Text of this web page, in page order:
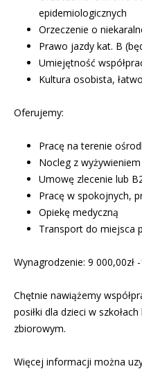
epidemiologicznych
Orzeczenie o
Prawo jazdy kat. B
Umiejętność
Kultura osobista,
Oferujemy:
Pracę na terenie
Nocleg z
Umowę zlecenie lub
Pracę w spokojnych,
Opiekę medyczną
Transport do miejsca
Wynagrodzenie: 9 000,00zł
Chętnie nawiążemy
posiłki dla dzieci w
zbiorowym.
Więcej informacji można